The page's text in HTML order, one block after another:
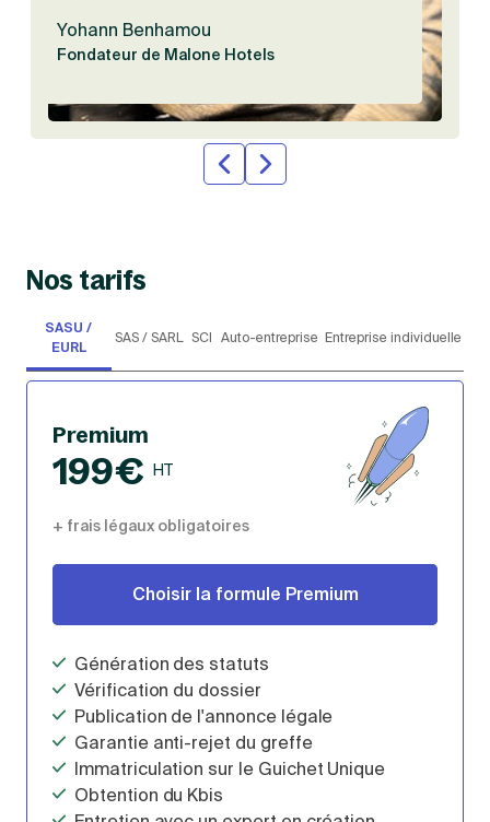
Yohann Benhamou
Fondateur de Malone Hotels
Nos tarifs
SASU /
EURL
SAS /
SARL
SC
I
Auto-
entreprise
Entreprise
individuelle
Premium
199€ HT
+ frais légaux obligatoires
Choisir la formule Premium
Génération des statuts
Vérification du dossier
Publication de l'annonce légale
Garantie anti-rejet du greffe
Immatriculation sur le Guichet Unique
Obtention du Kbis